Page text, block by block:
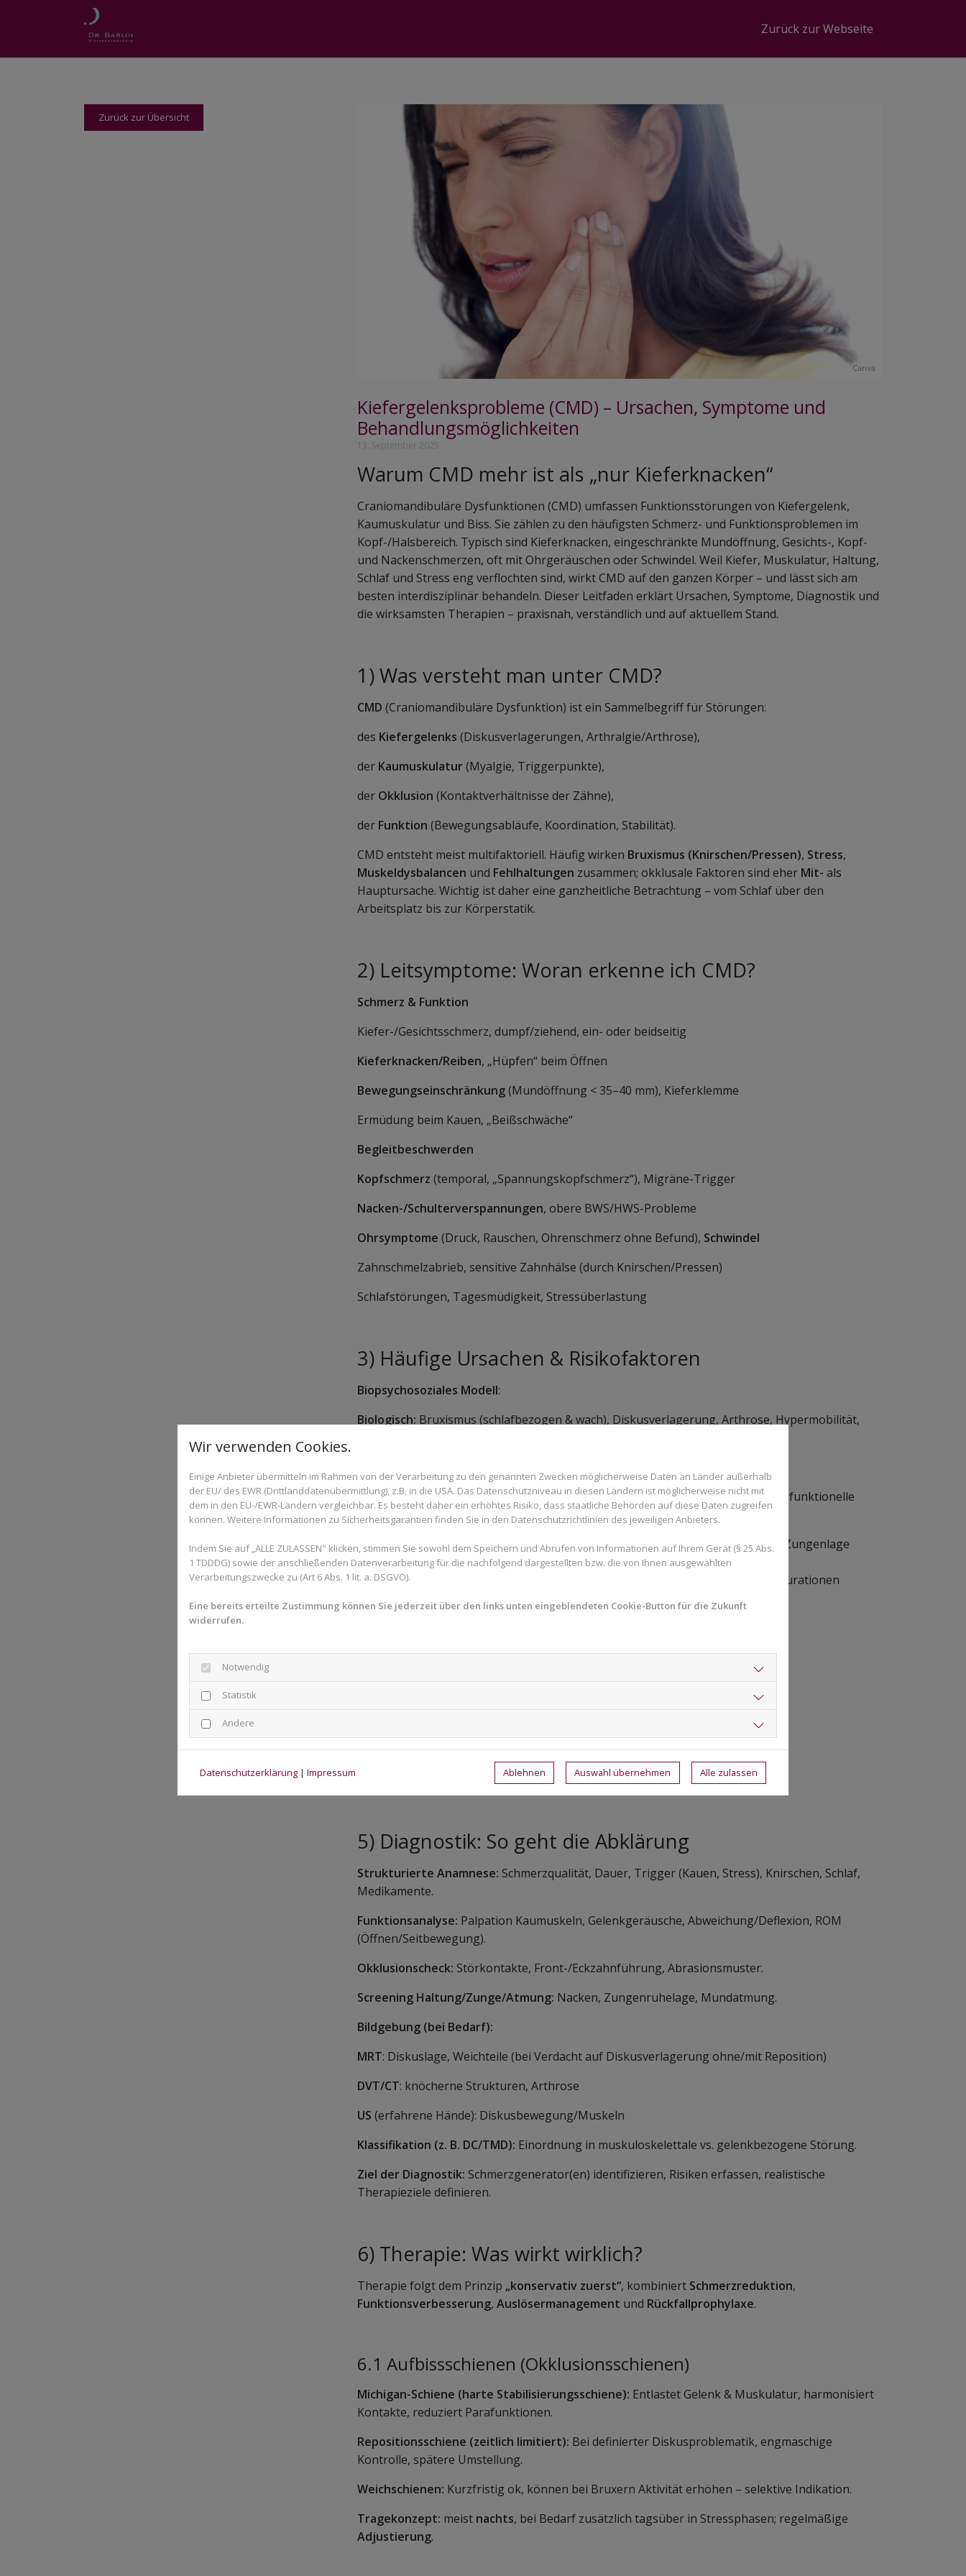
Zurück zur Webseite
Zurück zur Übersicht
Canva
Kiefergelenksprobleme (CMD) – Ursachen, Symptome und
Behandlungsmöglichkeiten
13. September 2025
Warum CMD mehr ist als „nur Kieferknacken“
Craniomandibuläre Dysfunktionen (CMD) umfassen Funktionsstörungen von Kiefergelenk,
Kaumuskulatur und Biss. Sie zählen zu den häufigsten Schmerz- und Funktionsproblemen im
Kopf-/Halsbereich. Typisch sind Kieferknacken, eingeschränkte Mundöffnung, Gesichts-, Kopf-
und Nackenschmerzen, oft mit Ohrgeräuschen oder Schwindel. Weil Kiefer, Muskulatur, Haltung,
Schlaf und Stress eng verflochten sind, wirkt CMD auf den ganzen Körper – und lässt sich am
besten interdisziplinär behandeln. Dieser Leitfaden erklärt Ursachen, Symptome, Diagnostik und
die wirksamsten Therapien – praxisnah, verständlich und auf aktuellem Stand.
1) Was versteht man unter CMD?
CMD (Craniomandibuläre Dysfunktion) ist ein Sammelbegriff für Störungen:
des Kiefergelenks (Diskusverlagerungen, Arthralgie/Arthrose),
der Kaumuskulatur(Myalgie, Triggerpunkte),
der Okklusion (Kontaktverhältnisse der Zähne),
der Funktion (Bewegungsabläufe, Koordination, Stabilität).
CMD entsteht meist multifaktoriell. Häufig wirken Bruxismus (Knirschen/Pressen), Stress,
Muskeldysbalancen und Fehlhaltungen zusammen; okklusale Faktoren sind eher Mit- als
Hauptursache. Wichtig ist daher eine ganzheitliche Betrachtung – vom Schlaf über den
Arbeitsplatz bis zur Körperstatik.
2) Leitsymptome: Woran erkenne ich CMD?
Schmerz & Funktion
Kiefer-/Gesichtsschmerz, dumpf/ziehend, ein- oder beidseitig
Kieferknacken/Reiben, „Hüpfen“ beim Öffnen
Bewegungseinschränkung(Mundöffnung < 35–40 mm), Kieferklemme
Ermüdung beim Kauen, „Beißschwäche“
Begleitbeschwerden
Kopfschmerz (temporal, „Spannungskopfschmerz“), Migräne-Trigger
Nacken-/Schulterverspannungen, obere BWS/HWS-Probleme
Ohrsymptome (Druck, Rauschen, Ohrenschmerz ohne Befund), Schwindel
Zahnschmelzabrieb, sensitive Zahnhälse (durch Knirschen/Pressen)
Schlafstörungen, Tagesmüdigkeit, Stressüberlastung
3) Häufige Ursachen & Risikofaktoren
Biopsychosoziales Modell:
Biologisch: Bruxismus (schlafbezogen & wach), Diskusverlagerung, Arthrose, Hypermobilität,
Sozial/Verhalten:Bildschirmarbeit, Haltungsstress, Zungendysfunktionen, parafunktionelle
Gewohnheiten (Nägelkauen, Stiftebeißen).
Haltung & Atmung:Vorverlagerter Kopf, enge Nackenmuskeln, Mundatmung/Zungenlage
beeinflussen die Kieferposition und können CMD verstärken.
Okklusion:
Ungünstige Kontakte, fehlende Stützzonen oder großflächige Restaurationen
4) Differenzialdiagnosen (kurzer Überblick)
Muskuloskelettal:HWS-Syndrom, myofasziale Schmerzsyndrome
Rheumatoide Arthritis, Fibromyalgie
5) Diagnostik: So geht die Abklärung
Strukturierte Anamnese: Schmerzqualität, Dauer, Trigger (Kauen, Stress), Knirschen, Schlaf,
Medikamente.
Funktionsanalyse: Palpation Kaumuskeln, Gelenkgeräusche, Abweichung/Deflexion, ROM
(Öffnen/Seitbewegung).
Okklusionscheck: Störkontakte, Front-/Eckzahnführung, Abrasionsmuster.
Screening Haltung/Zunge/Atmung: Nacken, Zungenruhelage, Mundatmung.
Bildgebung (bei Bedarf):
MRT: Diskuslage, Weichteile (bei Verdacht auf Diskusverlagerung ohne/mit Reposition)
DVT/CT: knöcherne Strukturen, Arthrose
US (erfahrene Hände): Diskusbewegung/Muskeln
Klassifikation (z. B. DC/TMD): Einordnung in muskuloskelettale vs. gelenkbezogene Störung.
Ziel der Diagnostik: Schmerzgenerator(en) identifizieren, Risiken erfassen, realistische
Therapieziele definieren.
6) Therapie: Was wirkt wirklich?
Therapie folgt dem Prinzip „konservativ zuerst“, kombiniert Schmerzreduktion,
Funktionsverbesserung, Auslösermanagement und Rückfallprophylaxe.
6.1 Aufbissschienen (Okklusionsschienen)
Michigan-Schiene (harte Stabilisierungsschiene): Entlastet Gelenk & Muskulatur, harmonisiert
Kontakte, reduziert Parafunktionen.
Repositionsschiene (zeitlich limitiert): Bei definierter Diskusproblematik, engmaschige
Kontrolle, spätere Umstellung.
Weichschienen: Kurzfristig ok, können bei Bruxern Aktivität erhöhen – selektive Indikation.
Tragekonzept: meist nachts, bei Bedarf zusätzlich tagsüber in Stressphasen; regelmäßige
Adjustierung.
Wir verwenden Cookies.
Einige Anbieter übermitteln im Rahmen von der Verarbeitung zu den genannten Zwecken möglicherweise Daten an Länder außerhalb
der EU/ des EWR (Drittlanddatenübermittlung), z.B. in die USA. Das Datenschutzniveau in diesen Ländern ist möglicherweise nicht mit
dem in den EU-/EWR-Ländern vergleichbar. Es besteht daher ein erhöhtes Risiko, dass staatliche Behörden auf diese Daten zugreifen
können. Weitere Informationen zu Sicherheitsgarantien finden Sie in den Datenschutzrichtlinien des jeweiligen Anbieters.
Indem Sie auf „ALLE ZULASSEN" klicken, stimmen Sie sowohl dem Speichern und Abrufen von Informationen auf Ihrem Gerät (§ 25 Abs.
1 TDDDG) sowie der anschließenden Datenverarbeitung für die nachfolgend dargestellten bzw. die von Ihnen ausgewählten
Verarbeitungszwecke zu (Art 6 Abs. 1 lit. a. DSGVO).
Eine bereits erteilte Zustimmung können Sie jederzeit über den links unten eingeblendeten Cookie-Button für die Zukunft
widerrufen.
Notwendig
Statistik
Andere
Datenschutzerklärung | Impressum Ablehnen Auswahl übernehmen Alle zulassen